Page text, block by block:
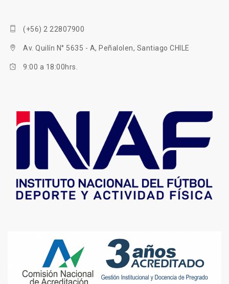
(+56) 2 22807900
Av. Quilín N° 5635 - A, Peñalolen, Santiago CHILE
9:00 a 18:00hrs.